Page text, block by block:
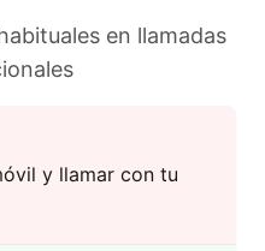
en llamadas
y llamar con tu